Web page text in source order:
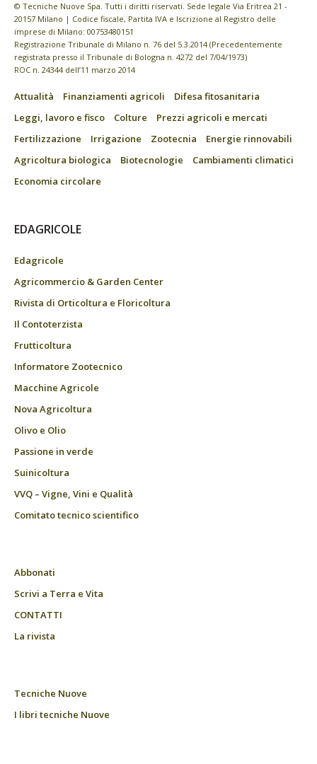
© Tecniche Nuove Spa. Tutti i diritti riservati. Sede legale Via Eritrea 21 -
20157 Milano | Codice fiscale, Partita IVA e Iscrizione al Registro delle
imprese di Milano: 00753480151
Registrazione Tribunale di Milano n. 76 del 5.3.2014 (Precedentemente
registrata presso il Tribunale di Bologna n. 4272 del 7/04/1973)
ROC n. 24344 dell’11 marzo 2014
Attualità Finanziamenti agricoli
Difesa fitosanitaria
Leggi, lavoro e fisco
Colture
Prezzi agricoli e mercati
Fertilizzazione
Irrigazione Zootecnia
Energie rinnovabili
Agricoltura biologica
Biotecnologie
Cambiamenti climatici
Economia circolare
EDAGRICOLE
Edagricole
Agricommercio & Garden Center
Rivista di Orticoltura e Floricoltura
Il Contoterzista
Frutticoltura
Informatore Zootecnico
Macchine Agricole
Nova Agricoltura
Olivo e Olio
Passione in verde
Suinicoltura
VVQ – Vigne, Vini e Qualità
Comitato tecnico scientifico
Abbonati
Scrivi a Terra e Vita
CONTATTI
La rivista
Tecniche Nuove
I libri tecniche Nuove